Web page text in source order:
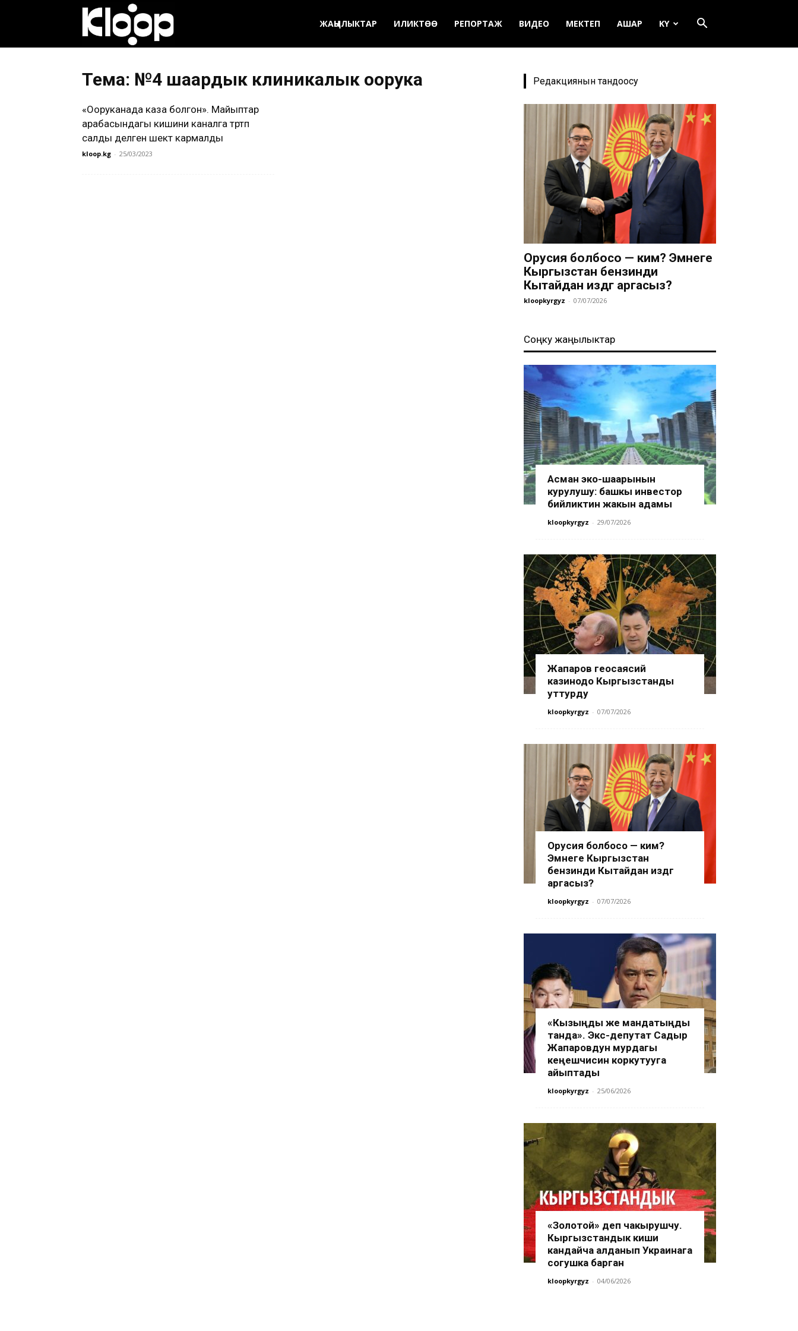
ЖАҢЫЛЫКТАР ИЛИКТӨӨ РЕПОРТАЖ ВИДЕО МЕКТЕП АШАР KY
Тема: №4 шаардык клиникалык оорука
«Ооруканада каза болгон». Майыптар
арабасындагы кишини каналга түртүп
салды делген шектүү кармалды
kloop.kg - 25/03/2023
Редакциянын тандоосу
Орусия болбосо — ким? Эмнеге
Кыргызстан бензинди
Кытайдан издөөгө аргасыз?
kloopkyrgyz - 07/07/2026
Соңку жаңылыктар
Асман эко-шаарынын
курулушу: башкы инвестор
бийликтин жакын адамы
kloopkyrgyz - 29/07/2026
Жапаров геосаясий
казинодо Кыргызстанды
уттурду
kloopkyrgyz - 07/07/2026
Орусия болбосо — ким?
Эмнеге Кыргызстан
бензинди Кытайдан издөөгө
аргасыз?
kloopkyrgyz - 07/07/2026
«Кызыңды же мандатыңды
танда». Экс-депутат Садыр
Жапаровдун мурдагы
кеңешчисин коркутууга
айыптады
kloopkyrgyz - 25/06/2026
«Золотой» деп чакырушчу.
Кыргызстандык киши
кандайча алданып Украинага
согушка барган
kloopkyrgyz - 04/06/2026